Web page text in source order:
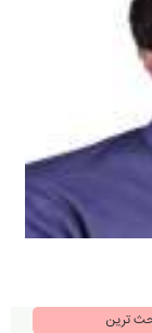
ترین